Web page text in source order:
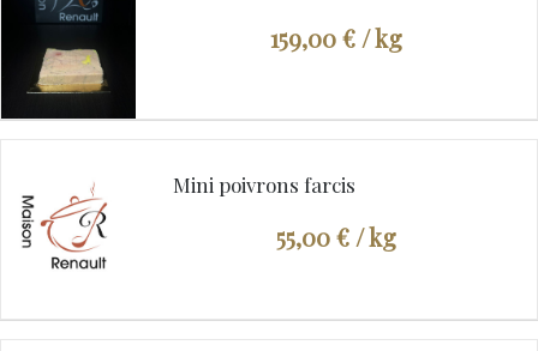
159,00 €/ kg
Mini poivrons farcis
55,00 €/ kg